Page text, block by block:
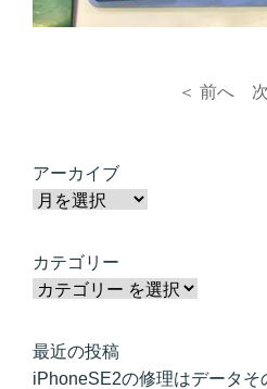
＜ 前へ
アーカイブ
カテゴリー
最近の投稿
iPhoneSE2の修理はデータ